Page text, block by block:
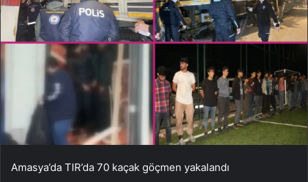
Amasya’da TIR’da 70 kaçak göçmen yakalandı